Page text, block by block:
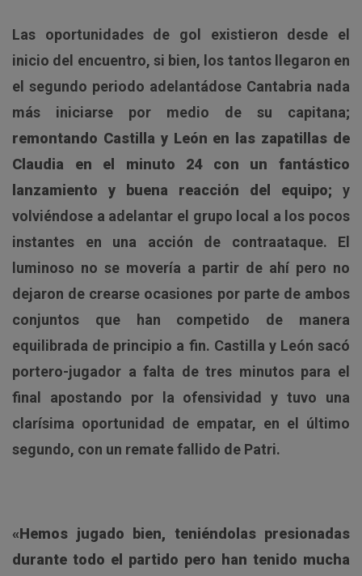
Las oportunidades de gol existieron desde el
inicio del encuentro, si bien, los tantos llegaron en
el segundo periodo adelantádose Cantabria nada
más iniciarse por medio de su capitana;
remontando Castilla y León en las zapatillas de
Claudia en el minuto 24 con un fantástico
lanzamiento y buena reacción del equipo; y
volviéndose a adelantar el grupo local a los pocos
instantes en una acción de contraataque. El
luminoso no se movería a partir de ahí pero no
dejaron de crearse ocasiones por parte de ambos
conjuntos que han competido de manera
equilibrada de principio a fin. Castilla y León sacó
portero-jugador a falta de tres minutos para el
final apostando por la ofensividad y tuvo una
clarísima oportunidad de empatar, en el último
segundo, con un remate fallido de Patri.
«Hemos jugado bien, teniéndolas presionadas
durante todo el partido pero han tenido mucha